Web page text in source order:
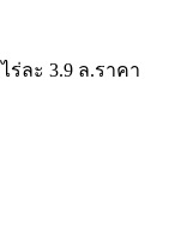
ละ 3.9 ล.ราคา